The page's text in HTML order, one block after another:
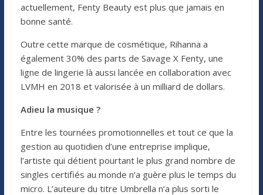
actuellement, Fenty Beauty est plus que jamais en
bonne santé.
Outre cette marque de cosmétique, Rihanna a
également 30% des parts de Savage X Fenty, une
ligne de lingerie là aussi lancée en collaboration avec
LVMH en 2018 et valorisée à un milliard de dollars.
Adieu la musique ?
Entre les tournées promotionnelles et tout ce que la
gestion au quotidien d’une entreprise implique,
l’artiste qui détient pourtant le plus grand nombre de
singles certifiés au monde n’a guère plus le temps du
micro. L’auteure du titre Umbrella n’a plus sorti le